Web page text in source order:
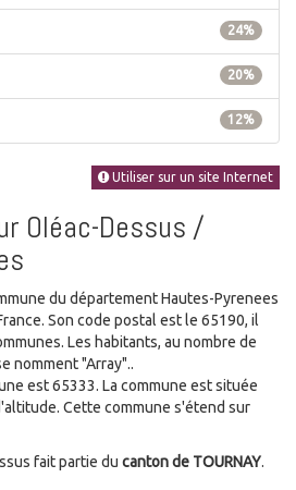
24%
20%
12%
Utiliser sur un site Internet
Oléac-Dessus /
du département Hautes-Pyrenees
Son code postal est le 65190, il
Les habitants, au nombre de
nomment "Array"..
est 65333. La commune est située
Cette commune s'étend sur
fait partie du canton de TOURNAY.